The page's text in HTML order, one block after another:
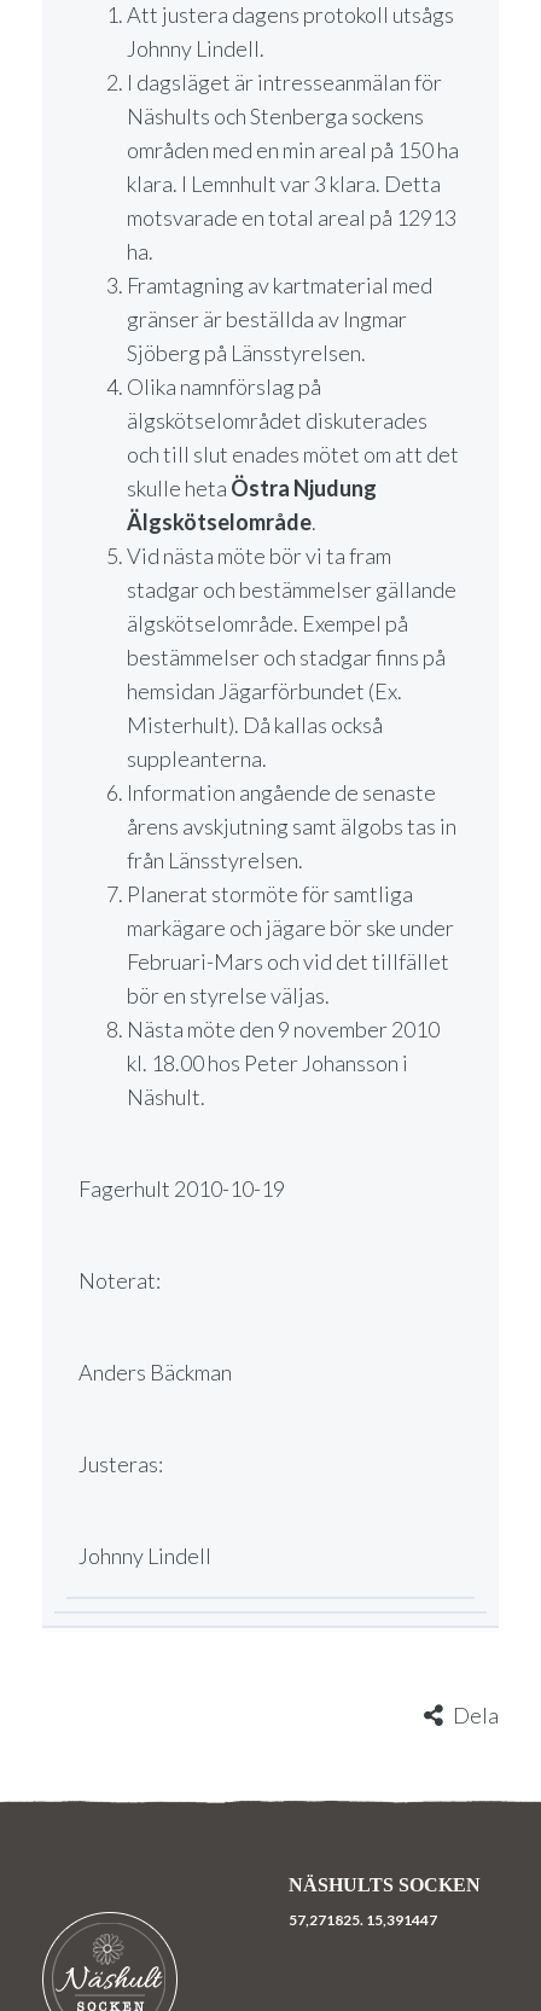
Att justera dagens protokoll utsågs
Johnny Lindell.
I dagsläget är intresseanmälan för
Näshults och Stenberga sockens
områden med en min areal på 150 ha
klara. I Lemnhult var 3 klara. Detta
motsvarade en total areal på 12913
ha.
Framtagning av kartmaterial med
gränser är beställda av Ingmar
Sjöberg på Länsstyrelsen.
Olika namnförslag på
älgskötselområdet diskuterades
och till slut enades mötet om att det
skulle heta Östra Njudung
Älgskötselområde.
Vid nästa möte bör vi ta fram
stadgar och bestämmelser gällande
älgskötselområde. Exempel på
bestämmelser och stadgar finns på
hemsidan Jägarförbundet (Ex.
Misterhult). Då kallas också
suppleanterna.
Information angående de senaste
årens avskjutning samt älgobs tas in
från Länsstyrelsen.
Planerat stormöte för samtliga
markägare och jägare bör ske under
Februari-Mars och vid det tillfället
bör en styrelse väljas.
Nästa möte den 9 november 2010
kl. 18.00 hos Peter Johansson i
Näshult.
Fagerhult 2010-10-19
Noterat:
Anders Bäckman
Justeras:
Johnny Lindell
Dela
NÄSHULTS SOCKEN
57,271825. 15,391447